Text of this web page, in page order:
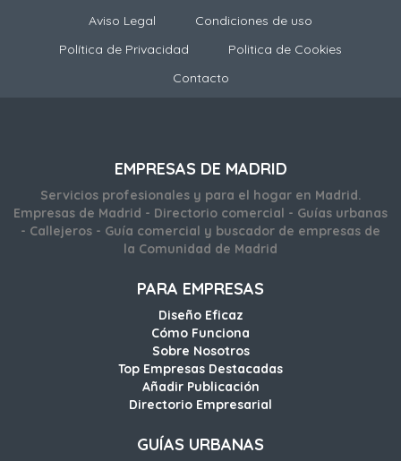
Aviso Legal
Condiciones de uso
Política de Privacidad
Politica de Cookies
Contacto
EMPRESAS DE MADRID
Servicios profesionales y para el hogar en Madrid.
Empresas de Madrid - Directorio comercial - Guías urbanas
- Callejeros - Guía comercial y buscador de empresas de
la Comunidad de Madrid
PARA EMPRESAS
Diseño Eficaz
Cómo Funciona
Sobre Nosotros
Top Empresas Destacadas
Añadir Publicación
Directorio Empresarial
GUÍAS URBANAS